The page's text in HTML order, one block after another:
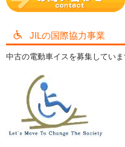
JILの国際協力事業
中古の電動車イスを募集していま